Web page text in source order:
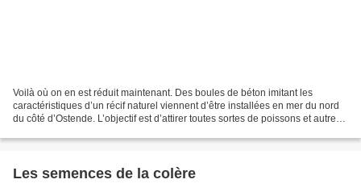
Voilà où on en est réduit maintenant. Des boules de béton imitant les
caractéristiques d’un récif naturel viennent d’être installées en mer du nord
du côté d’Ostende. L’objectif est d’attirer toutes sortes de poissons et autres
Les semences de la colère